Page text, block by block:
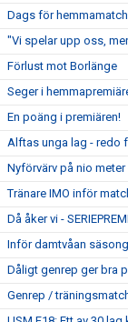
Dags för
"Vi spelar upp oss,
Förlust mot Borlänge
Seger i
En poäng i premiären!
Alftas unga lag - redo
Nyförvärv på nio
Tränare IMO inför
Då åker vi -
Inför damtvåan
Dåligt genrep ger bra
Genrep /